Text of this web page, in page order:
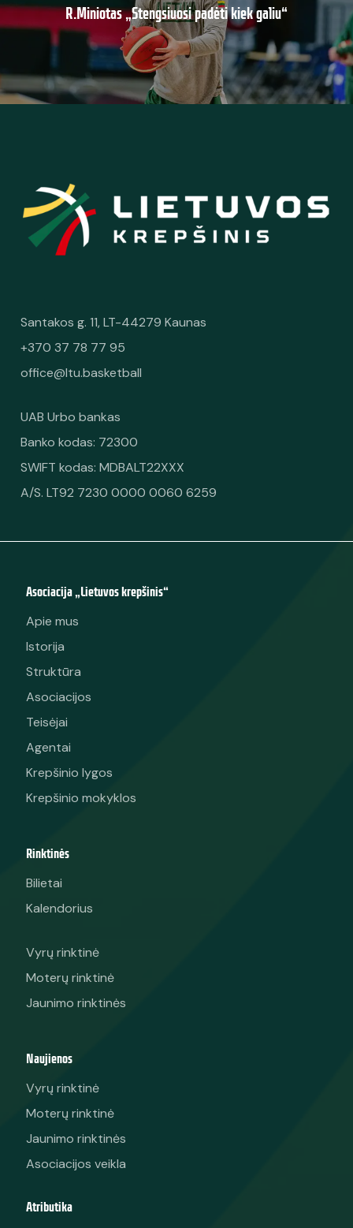
R.Miniotas „Stengsiuosi padėti kiek galiu“
Santakos g. 11, LT-44279 Kaunas
+370 37 78 77 95
office@ltu.basketball
UAB Urbo bankas
Banko kodas: 72300
SWIFT kodas: MDBALT22XXX
A/S. LT92 7230 0000 0060 6259
Asociacija „Lietuvos krepšinis“
Apie mus
Istorija
Struktūra
Asociacijos
Teisėjai
Agentai
Krepšinio lygos
Krepšinio mokyklos
Rinktinės
Bilietai
Kalendorius
Vyrų rinktinė
Moterų rinktinė
Jaunimo rinktinės
Naujienos
Vyrų rinktinė
Moterų rinktinė
Jaunimo rinktinės
Asociacijos veikla
Atributika